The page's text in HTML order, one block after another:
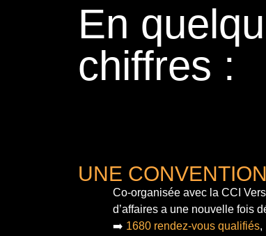
En
chiffres :
UNE
Co-organisée avec la CCI
d’affaires a une nouvelle fois
➡️ 1680 rendez-vous qualifiés,